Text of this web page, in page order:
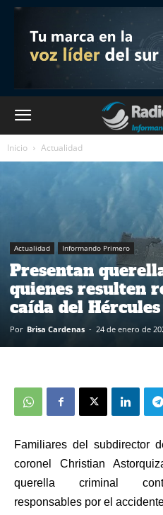
Inicio Actualidad
Actualidad Informando Primero
Presentan
quienes resulten
caída del Hércules
Por Brisa Cardenas - 24 de enero de
Familiaresdel subdirector
coronel Christian
querella criminal
responsables por el